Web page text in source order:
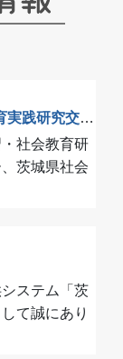
第12回 関東近県生涯学習・社会教育実践研究交流会 開催のご案内（一次案内）
社会教育研
茨城県社会
ステム「茨
て誠にあり